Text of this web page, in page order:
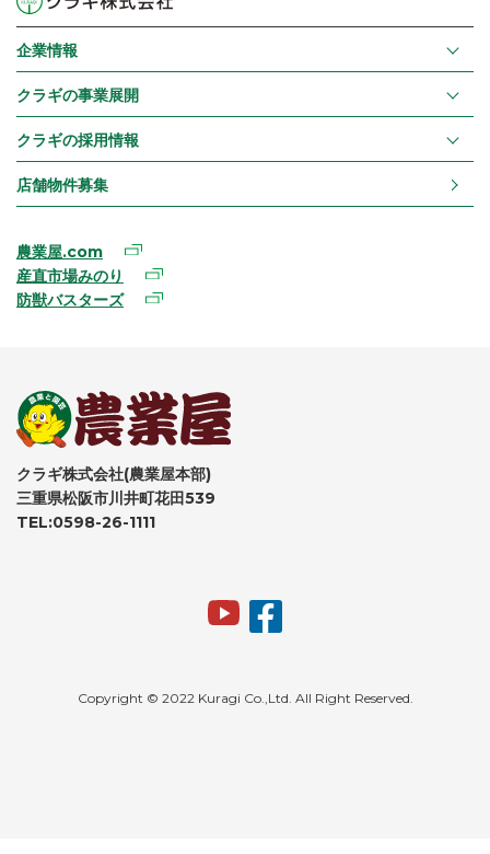
企業情報
クラギの事業展開
クラギの採用情報
店舗物件募集
農業屋.com
産直市場みのり
防獣バスターズ
クラギ株式会社(農業屋本部)
三重県松阪市川井町花田539
TEL:0598-26-1111
Copyright © 2022 Kuragi Co.,Ltd. All Right Reserved.